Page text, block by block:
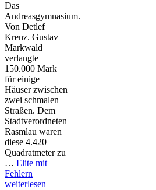
Das
Andreasgymnasium.
Von Detlef
Krenz. Gustav
Markwald
verlangte
150.000 Mark
für einige
Häuser zwischen
zwei schmalen
Straßen. Dem
Stadtverordneten
Rasmlau waren
diese 4.420
Quadratmeter zu
… Elite mit
Fehlern
weiterlesen